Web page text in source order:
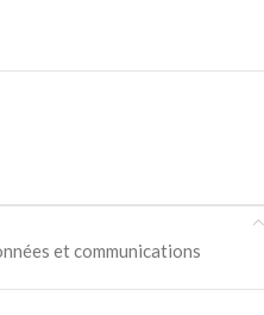
et communications